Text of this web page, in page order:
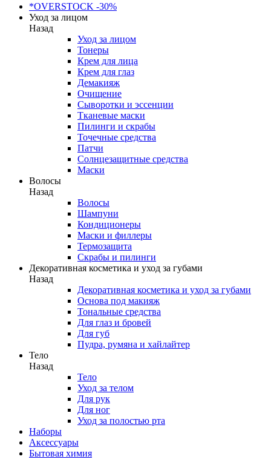
*OVERSTOCK -30%
Уход за лицом
Назад
Уход за лицом
Тонеры
Крем для лица
Крем для глаз
Демакияж
Очищение
Сыворотки и эссенции
Тканевые маски
Пилинги и скрабы
Точечные средства
Патчи
Солнцезащитные средства
Маски
Волосы
Назад
Волосы
Шампуни
Кондиционеры
Маски и филлеры
Термозащита
Скрабы и пилинги
Декоративная косметика и уход за губами
Назад
Декоративная косметика и уход за губами
Основа под макияж
Тональные средства
Для глаз и бровей
Для губ
Пудра, румяна и хайлайтер
Тело
Назад
Тело
Уход за телом
Для рук
Для ног
Уход за полостью рта
Наборы
Аксессуары
Бытовая химия